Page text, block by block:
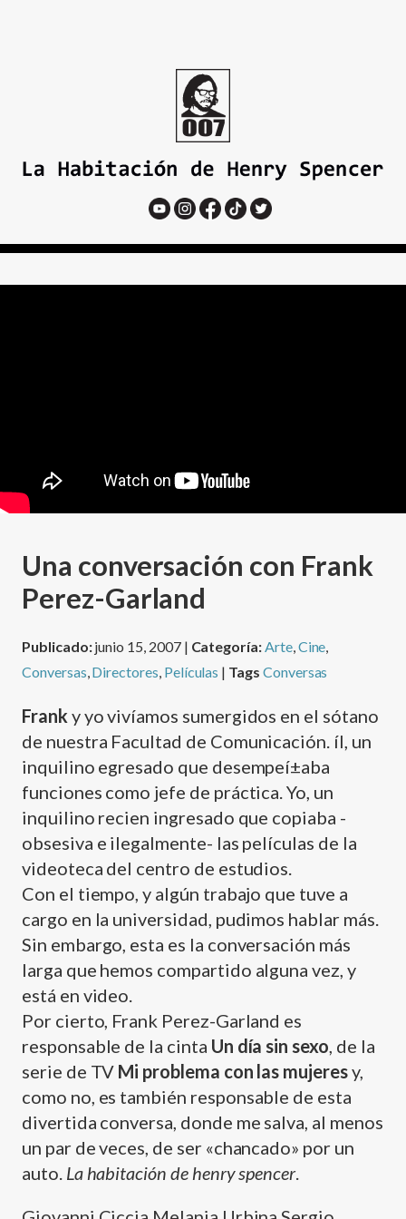
Una conversación con Frank
Perez-Garland
Publicado:junio 15, 2007 | Categoría: Arte, Cine
Conversas Directores Películas | Tags Conversas
Frank y yo viví­amos sumergidos en el sótano
de nuestra Facultad de Comunicación. íl, un
inquilino egresado que desempeí±aba
funciones como jefe de práctica. Yo, un
inquilino recien ingresado que copiaba -
obsesiva e ilegalmente- las pelí­culas de la
videoteca del centro de estudios.
Con el tiempo, y algún trabajo que tuve a
cargo en la universidad, pudimos hablar más.
Sin embargo, esta es la conversación más
larga que hemos compartido alguna vez, y
está en video.
Por cierto, Frank Perez-Garland es
responsable de la cinta Un dí­a sin sexo , de la
serie de TV Mi problema con las mujeresy,
como no, es también responsable de esta
divertida conversa, donde me salva, al menos
un par de veces, de ser «chancado» por un
auto. La habitación de henry spencer.